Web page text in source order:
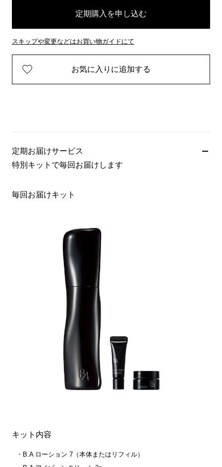
定期購入を申し込む
スキップや変更などはお買い物ガイドにて
お気に入りに追加する
定期お届けサービス
特別キットで毎回お届けします
毎回お届けキット
キット内容
B.A ローション 7（本体またはリフィル）